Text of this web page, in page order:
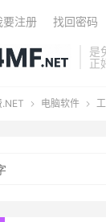
是
正
要注册 找回密码
 电脑软件 